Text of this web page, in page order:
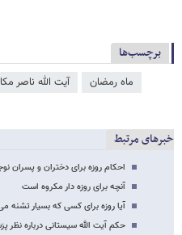
برچسب‌ها
ماه رمضان آیت الله ناصر
خبرهای مرتبط
احکام روزه برای دختران و پسران
آنچه برای روزه دار مکروه است
آیا روزه برای کسی که بسیار
حکم آیت الله سیستانی درباره نظر